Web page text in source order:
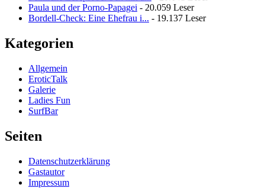
Paula und der Porno-Papagei - 20.059 Leser
Bordell-Check: Eine Ehefrau i... - 19.137 Leser
Kategorien
Allgemein
EroticTalk
Galerie
Ladies Fun
SurfBar
Seiten
Datenschutzerklärung
Gastautor
Impressum